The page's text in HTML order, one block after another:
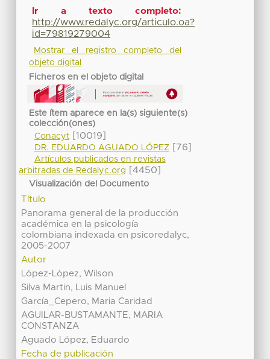
Ir a texto completo:
http://www.redalyc.org/articulo.oa?
id=79819279004
Mostrar el registro completo del
objeto digital
Ficheros en el objeto digital
Este ítem aparece en la(s) siguiente(s)
colección(ones)
Conacyt[10019]
DR. EDUARDO AGUADO LÓPEZ[76]
Artículos publicados en revistas
arbitradas de Redalyc.org
[4450]
Visualización del Documento
Título
Panorama general de la producción
académica en la psicología
colombiana indexada en psicoredalyc,
2005-2007
Autor
López-López, Wilson
Silva Martin, Luis Manuel
García_Cepero, Maria Caridad
AGUILAR-BUSTAMANTE, MARIA
CONSTANZA
Aguado López, Eduardo
Fecha de publicación